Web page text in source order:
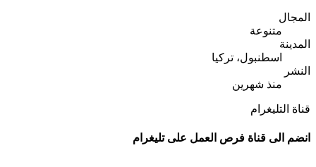
المجال
متنوعة
المدينة
اسطنبول، تركيا
النشر
منذ شهرين
قناة التليغرام
انضم الى قناة فرص العمل على تليغرام